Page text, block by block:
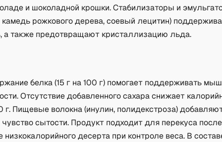
и шоколадной крошки. Стабилизаторы и
рожкового дерева, соевый лецитин)
а также предотвращают кристаллизацию льда.
белка (15 г на 100 г) помогает поддерживать
Отсутствие добавленного сахара снижает
г. Пищевые волокна (инулин, полидекстроза)
сытости. Продукт подходит для перекуса
низкокалорийного десерта при контроле веса. В